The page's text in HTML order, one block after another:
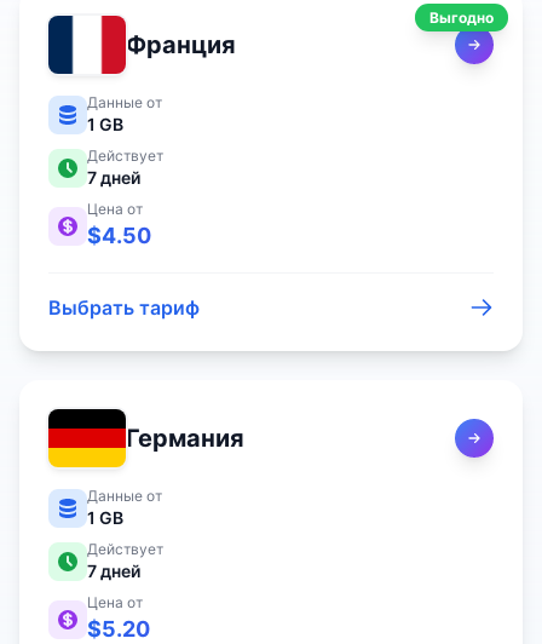
Выгодно
Франция
Данные от
1 GB
Действует
7дней
Цена от
$4.50
Выбрать тариф
Германия
Данные от
1 GB
Действует
7дней
Цена от
$5.20